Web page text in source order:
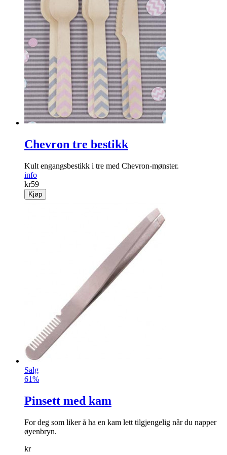
Chevron tre bestikk
Kult engangsbestikk i tre med Chevron-mønster.
info
kr59
Kjøp
Salg
61%
Pinsett med kam
Fordeg som liker å ha en kam lett tilgjengelig når du napper
øyenbryn.
kr